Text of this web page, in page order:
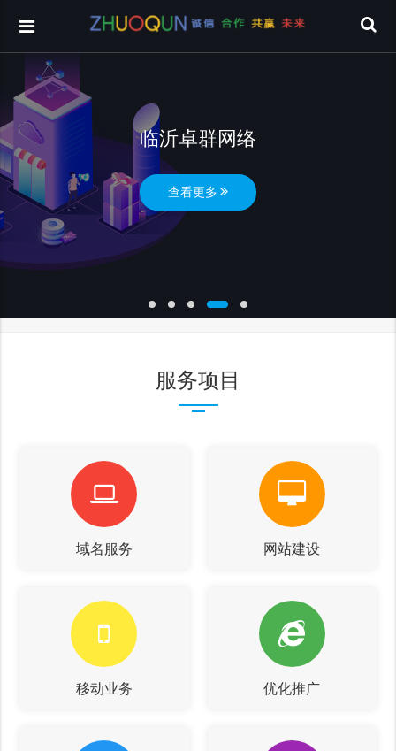
临沂卓群网络
查看更多
服务项目
域名服务 网站建设
移动业务 优化推广